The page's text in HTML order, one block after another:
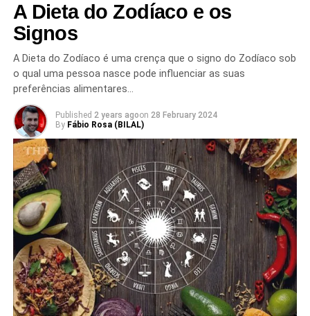
A Dieta do Zodíaco e os
Signos
A Dieta do Zodíaco é uma crença que o signo do Zodíaco sob
o qual uma pessoa nasce pode influenciar as suas
preferências alimentares…
Published 2 years agoon 28 February 2024
By Fábio Rosa (BILAL)